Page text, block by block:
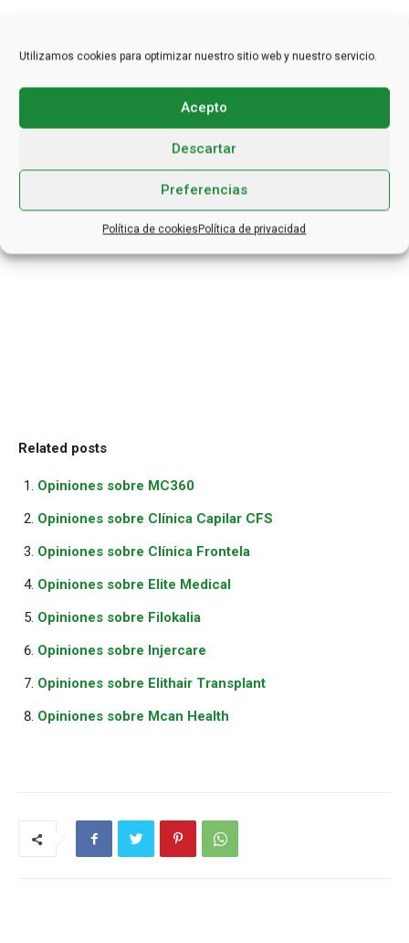
Utilizamos cookies para optimizar nuestro sitio web y nuestro servicio.
Acepto
Descartar
Preferencias
Política de cookiesPolítica de privacidad
Related posts
Opiniones sobre MC360
Opiniones sobre Clínica Capilar CFS
Opiniones sobre Clínica Frontela
Opiniones sobre Elite Medical
Opiniones sobre Filokalia
Opiniones sobre Injercare
Opiniones sobre Elithair Transplant
Opiniones sobre Mcan Health